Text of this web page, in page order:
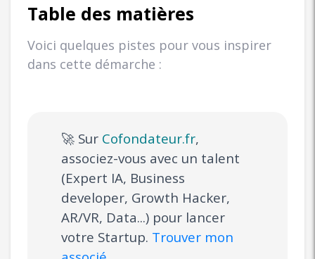
Table des matières
Voici quelques pistes pour vous inspirer
dans cette démarche :
🚀 Sur Cofondateur.fr,
associez-vous avec un talent
(Expert IA, Business
developer, Growth Hacker,
AR/VR, Data...) pour lancer
votre Startup. Trouver mon